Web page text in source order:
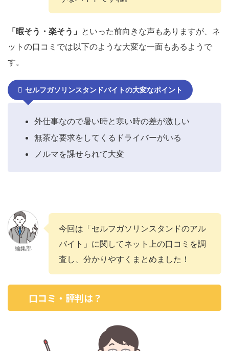
「暇そう・楽そう」 といった前向きな声もありますが、ネ
ットの口コミでは以下のような大変な一面もあるようで
す。
セルフガソリンスタンドバイトの大変なポイント
外仕事なので暑い時と寒い時の差が激しい
無茶な要求をしてくるドライバーがいる
ノルマを課せられて大変
編集部
今回は「セルフガソリンスタンドのアル
バイト」に関してネット上の口コミを調
査し、分かりやすくまとめました！
口コミ・評判は？